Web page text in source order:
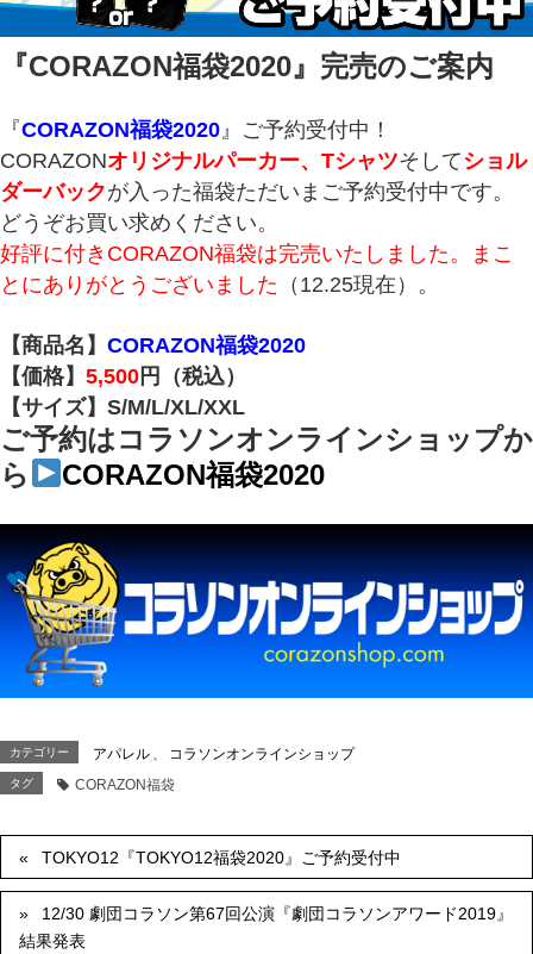
『CORAZON福袋2020』完売のご案内
『CORAZON福袋2020』ご予約受付中！
CORAZONオリジナルパーカー、Tシャツそしてショル
ダーバックが入った福袋ただいまご予約受付中です。
どうぞお買い求めください。
好評に付きCORAZON福袋は完売いたしました。まこ
とにありがとうございました （12.25現在）。
【商品名】 CORAZON福袋2020
【価格】 5,500 円（税込）
【サイズ】S/M/L/XL/XXL
ご予約はコラソンオンラインショップか
ら
CORAZON福袋2020
カテゴリー アパレル 、 コラソンオンラインショップ
タグ CORAZON福袋
TOKYO12『TOKYO12福袋2020』ご予約受付中
12/30 劇団コラソン第67回公演『劇団コラソンアワード2019』
結果発表